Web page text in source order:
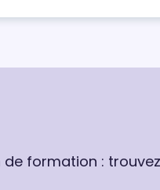
formation :